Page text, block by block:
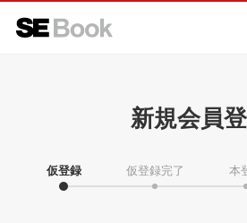
新規会員
仮登録 仮登録完了 本